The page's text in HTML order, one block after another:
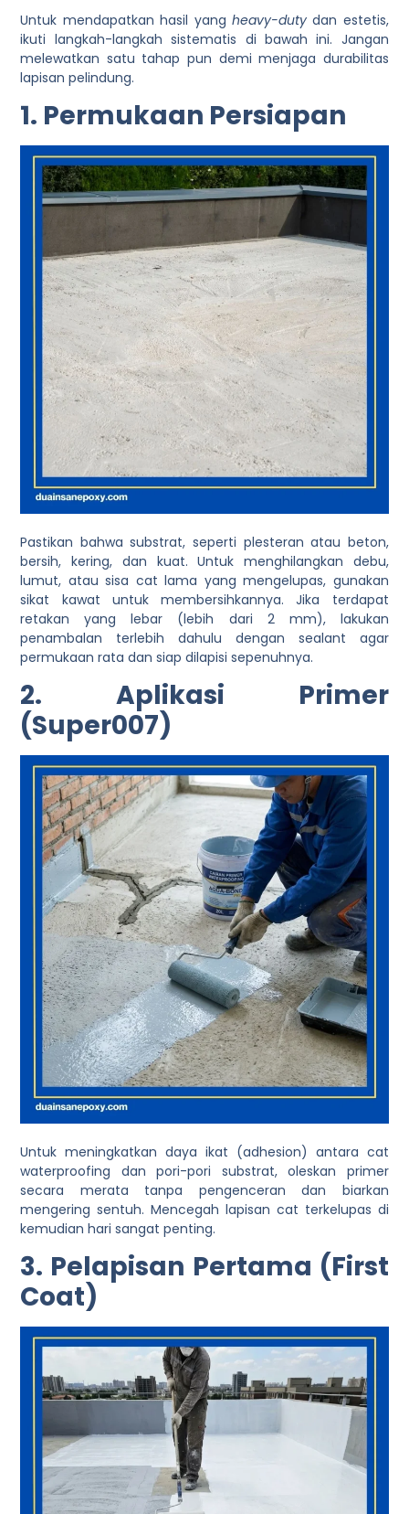
Untuk mendapatkan hasil yang heavy-dutydan estetis,
ikuti langkah-langkah sistematis di bawah ini. Jangan
melewatkan satu tahap pun demi menjaga durabilitas
lapisan pelindung.
1. Permukaan Persiapan
Pastikan bahwa substrat, seperti plesteran atau beton,
bersih, kering, dan kuat. Untuk menghilangkan debu,
lumut, atau sisa cat lama yang mengelupas, gunakan
sikat kawat untuk membersihkannya. Jika terdapat
retakan yang lebar (lebih dari 2 mm), lakukan
penambalan terlebih dahulu dengan sealant agar
permukaan rata dan siap dilapisi sepenuhnya.
2. Aplikasi Primer
(Super007)
Untuk meningkatkan daya ikat (adhesion) antara cat
waterproofing dan pori-pori substrat, oleskan primer
secara merata tanpa pengenceran dan biarkan
mengering sentuh. Mencegah lapisan cat terkelupas di
kemudian hari sangat penting.
3. Pelapisan Pertama (First
Coat)